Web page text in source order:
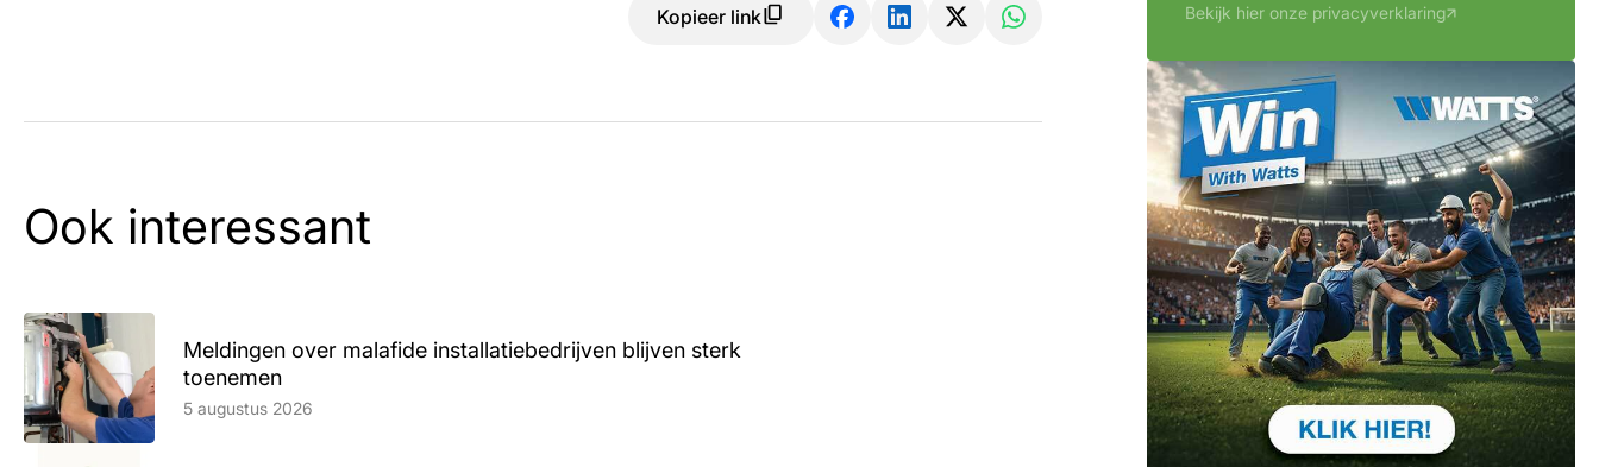
Kopieer link
Ook interessant
Meldingen over malafide installatiebedrijven blijven sterk
toenemen
Lees artikel
5 augustus 2026
Bekijk hier onze privacyverklaring